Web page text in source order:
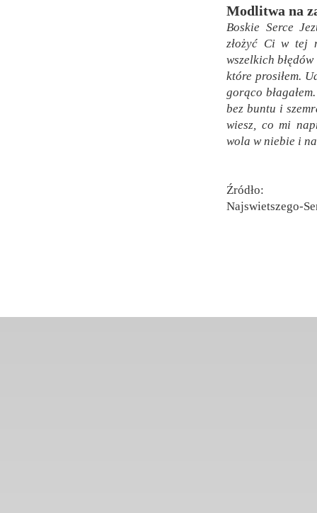
Modlitwa na
Boskie Serce
złożyć Ci w tej
wszelkich
które prosiłem.
gorąco
bez buntu i
wiesz, co mi
wola w niebie i
Źródło:
Najswietszego-